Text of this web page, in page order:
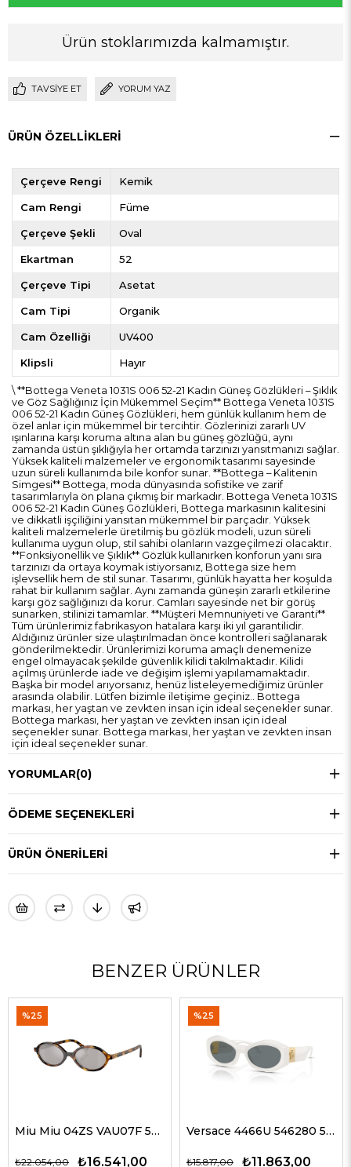
Ürün stoklarımızda kalmamıştır.
TAVSIYE ET YORUM YAZ
ÜRÜN ÖZELLIKLERI
Çerçeve Rengi Kemik
Cam Rengi Füme
Çerçeve Şekli Oval
Ekartman 52
Çerçeve Tipi Asetat
Cam Tipi Organik
Cam Özelliği UV400
Klipsli Hayır
\ **Bottega Veneta 1031S 006 52-21 Kadın Güneş Gözlükleri – Şıklık
ve Göz Sağlığınız İçin Mükemmel Seçim** Bottega Veneta 1031S
006 52-21 Kadın Güneş Gözlükleri, hem günlük kullanım hem de
özel anlar için mükemmel bir tercihtir. Gözlerinizi zararlı UV
ışınlarına karşı koruma altına alan bu güneş gözlüğü, aynı
zamanda üstün şıklığıyla her ortamda tarzınızı yansıtmanızı sağlar.
Yüksek kaliteli malzemeler ve ergonomik tasarımı sayesinde
uzun süreli kullanımda bile konfor sunar. **Bottega – Kalitenin
Simgesi** Bottega, moda dünyasında sofistike ve zarif
tasarımlarıyla ön plana çıkmış bir markadır. Bottega Veneta 1031S
006 52-21 Kadın Güneş Gözlükleri, Bottega markasının kalitesini
ve dikkatli işçiliğini yansıtan mükemmel bir parçadır. Yüksek
kaliteli malzemelerle üretilmiş bu gözlük modeli, uzun süreli
kullanıma uygun olup, stil sahibi olanların vazgeçilmezi olacaktır.
**Fonksiyonellik ve Şıklık** Gözlük kullanırken konforun yanı sıra
tarzınızı da ortaya koymak istiyorsanız, Bottega size hem
işlevsellik hem de stil sunar. Tasarımı, günlük hayatta her koşulda
rahat bir kullanım sağlar. Aynı zamanda güneşin zararlı etkilerine
karşı göz sağlığınızı da korur. Camları sayesinde net bir görüş
sunarken, stilinizi tamamlar. **Müşteri Memnuniyeti ve Garanti**
Tüm ürünlerimiz fabrikasyon hatalara karşı iki yıl garantilidir.
Aldığınız ürünler size ulaştırılmadan önce kontrolleri sağlanarak
gönderilmektedir. Ürünlerimizi koruma amaçlı denemenize
engel olmayacak şekilde güvenlik kilidi takılmaktadır. Kilidi
açılmış ürünlerde iade ve değişim işlemi yapılamamaktadır.
Başka bir model arıyorsanız, henüz listeleyemediğimiz ürünler
arasında olabilir. Lütfen bizimle iletişime geçiniz.. Bottega
markası, her yaştan ve zevkten insan için ideal seçenekler sunar.
Bottega markası, her yaştan ve zevkten insan için ideal
seçenekler sunar. Bottega markası, her yaştan ve zevkten insan
için ideal seçenekler sunar.
YORUMLAR(0)
ÖDEME SEÇENEKLERI
ÜRÜN ÖNERILERI
BENZER ÜRÜNLER
Miu Miu 04ZS VAU07F 50 Kadın Güneş Gözlükleri
₺16.541,00
₺22.054,00
%25
Versace 4466U 546280 54 G Kadın Güneş Gözlükleri
₺11.863,00
₺15.817,00
%25